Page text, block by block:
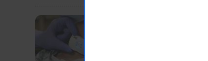
資料はこちら
デンカ、血流測定ウ